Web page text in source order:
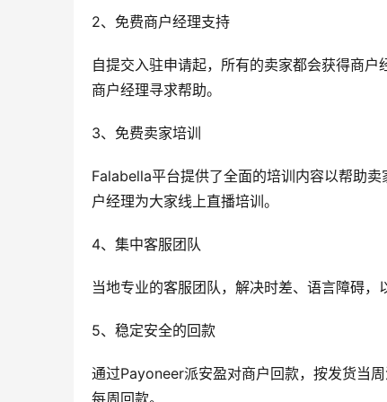
2、免费商户经理支持
自提交入驻申请起，所有的卖家都会获得商
商户经理寻求帮助。
3、免费卖家培训
Falabella平台提供了全面的培训内容以帮助
户经理为大家线上直播培训。
4、集中客服团队
当地专业的客服团队，解决时差、语言障碍，
5、稳定安全的回款
通过Payoneer派安盈对商户回款，按发货当
每周回款。